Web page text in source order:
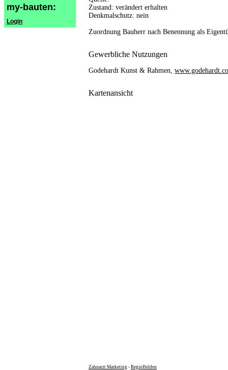
my-bauten:
Login
Zustand: verändert erhalten
Denkmalschutz: nein
Zuordnung Bauherr nach Benennung als
Gewerbliche Nutzungen
Godehardt Kunst & Rahmen,
Kartenansicht
Zahnarzt Marketing - RegioHelden